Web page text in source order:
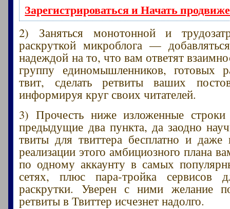
Зарегистрироваться и Начать
2) Заняться монотонной и
раскруткой микроблога —
надеждой на то, что вам ответят
группу единомышленников, готовых
твит, сделать ретвиты ваших
информируя круг своих читателей.
3) Прочесть ниже изложенные
предыдущие два пункта, да заодно
твиты для твиттера бесплатно и даже
реализации этого амбициозного плана
по одному аккаунту в самых
сетях, плюс пара-тройка сервисов
раскрутки. Уверен с ними желание
ретвиты в Твиттер исчезнет надолго.